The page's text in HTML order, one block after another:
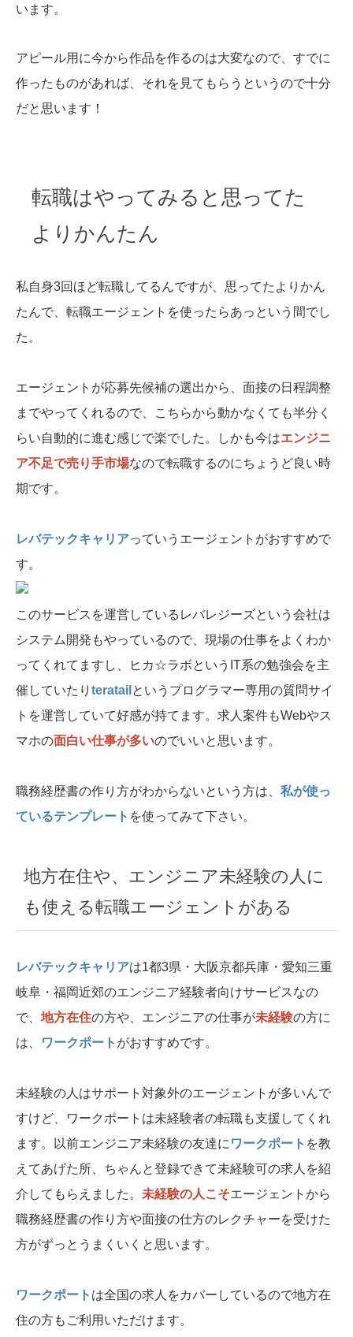
います。
アピール用に今から作品を作るのは大変なので、すでに
作ったものがあれば、それを見てもらうというので十分
だと思います！
転職はやってみると思ってた
よりかんたん
私自身3回ほど転職してるんですが、思ってたよりかん
たんで、転職エージェントを使ったらあっという間でし
た。
エージェントが応募先候補の選出から、面接の日程調整
までやってくれるので、こちらから動かなくても半分く
らい自動的に進む感じで楽でした。しかも今はエンジニ
ア不足で売り手市場なので転職するのにちょうど良い時
期です。
レバテックキャリアっていうエージェントがおすすめで
す。
このサービスを運営しているレバレジーズという会社は
システム開発もやっているので、現場の仕事をよくわか
ってくれてますし、ヒカ☆ラボというIT系の勉強会を主
催していたり teratail というプログラマー専用の質問サイ
トを運営していて好感が持てます。求人案件もWebやス
マホの面白い仕事が多いのでいいと思います。
職務経歴書の作り方がわからないという方は、 私が使っ
ているテンプレート を使ってみて下さい。
地方在住や、エンジニア未経験の人に
も使える転職エージェントがある
レバテックキャリアは1都3県・大阪京都兵庫・愛知三重
岐阜・福岡近郊のエンジニア経験者向けサービスなの
で、 地方在住の方や、エンジニアの仕事が未経験の方に
は、
ワークポート がおすすめです。
未経験の人はサポート対象外のエージェントが多いんで
すけど、ワークポートは未経験者の転職も支援してくれ
ます。以前エンジニア未経験の友達に ワークポート を教
えてあげた所、ちゃんと登録できて未経験可の求人を紹
介してもらえました。 未経験の人こそエージェントから
職務経歴書の作り方や面接の仕方のレクチャーを受けた
方がずっとうまくいくと思います。
ワークポート は全国の求人をカバーしているので地方在
住の方もご利用いただけます。